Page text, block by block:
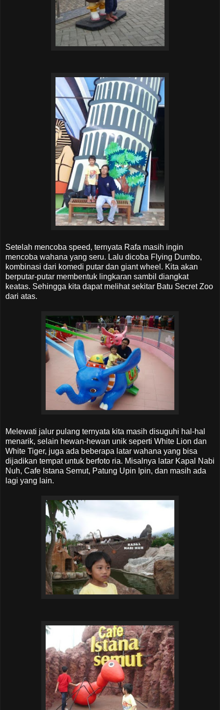
Setelah mencoba speed, ternyata Rafa masih ingin
mencoba wahana yang seru. Lalu dicoba Flying Dumbo,
kombinasi dari komedi putar dan giant wheel. Kita akan
berputar-putar membentuk lingkaran sambil diangkat
keatas. Sehingga kita dapat melihat sekitar Batu Secret Zoo
dari atas.
Melewati jalur pulang ternyata kita masih disuguhi hal-hal
menarik, selain hewan-hewan unik seperti White Lion dan
White Tiger, juga ada beberapa latar wahana yang bisa
dijadikan tempat untuk berfoto ria. Misalnya latar Kapal Nabi
Nuh, Cafe Istana Semut, Patung Upin Ipin, dan masih ada
lagi yang lain.